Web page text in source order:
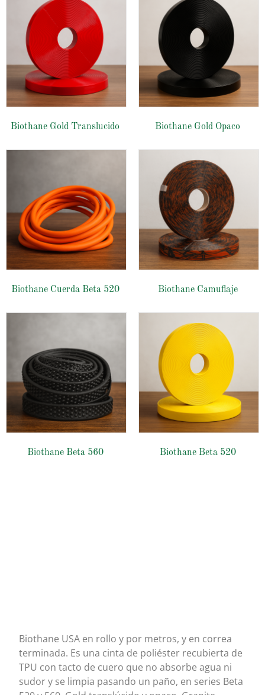
Biothane Gold Translucido Biothane Gold Opaco
Biothane Cuerda Beta 520 Biothane Camuflaje
Biothane Beta 560 Biothane Beta 520
Biothane USA en rollo y por metros, y en correa
terminada. Es una cinta de poliéster recubierta de
TPU con tacto de cuero que no absorbe agua ni
sudor y se limpia pasando un paño, en series Beta